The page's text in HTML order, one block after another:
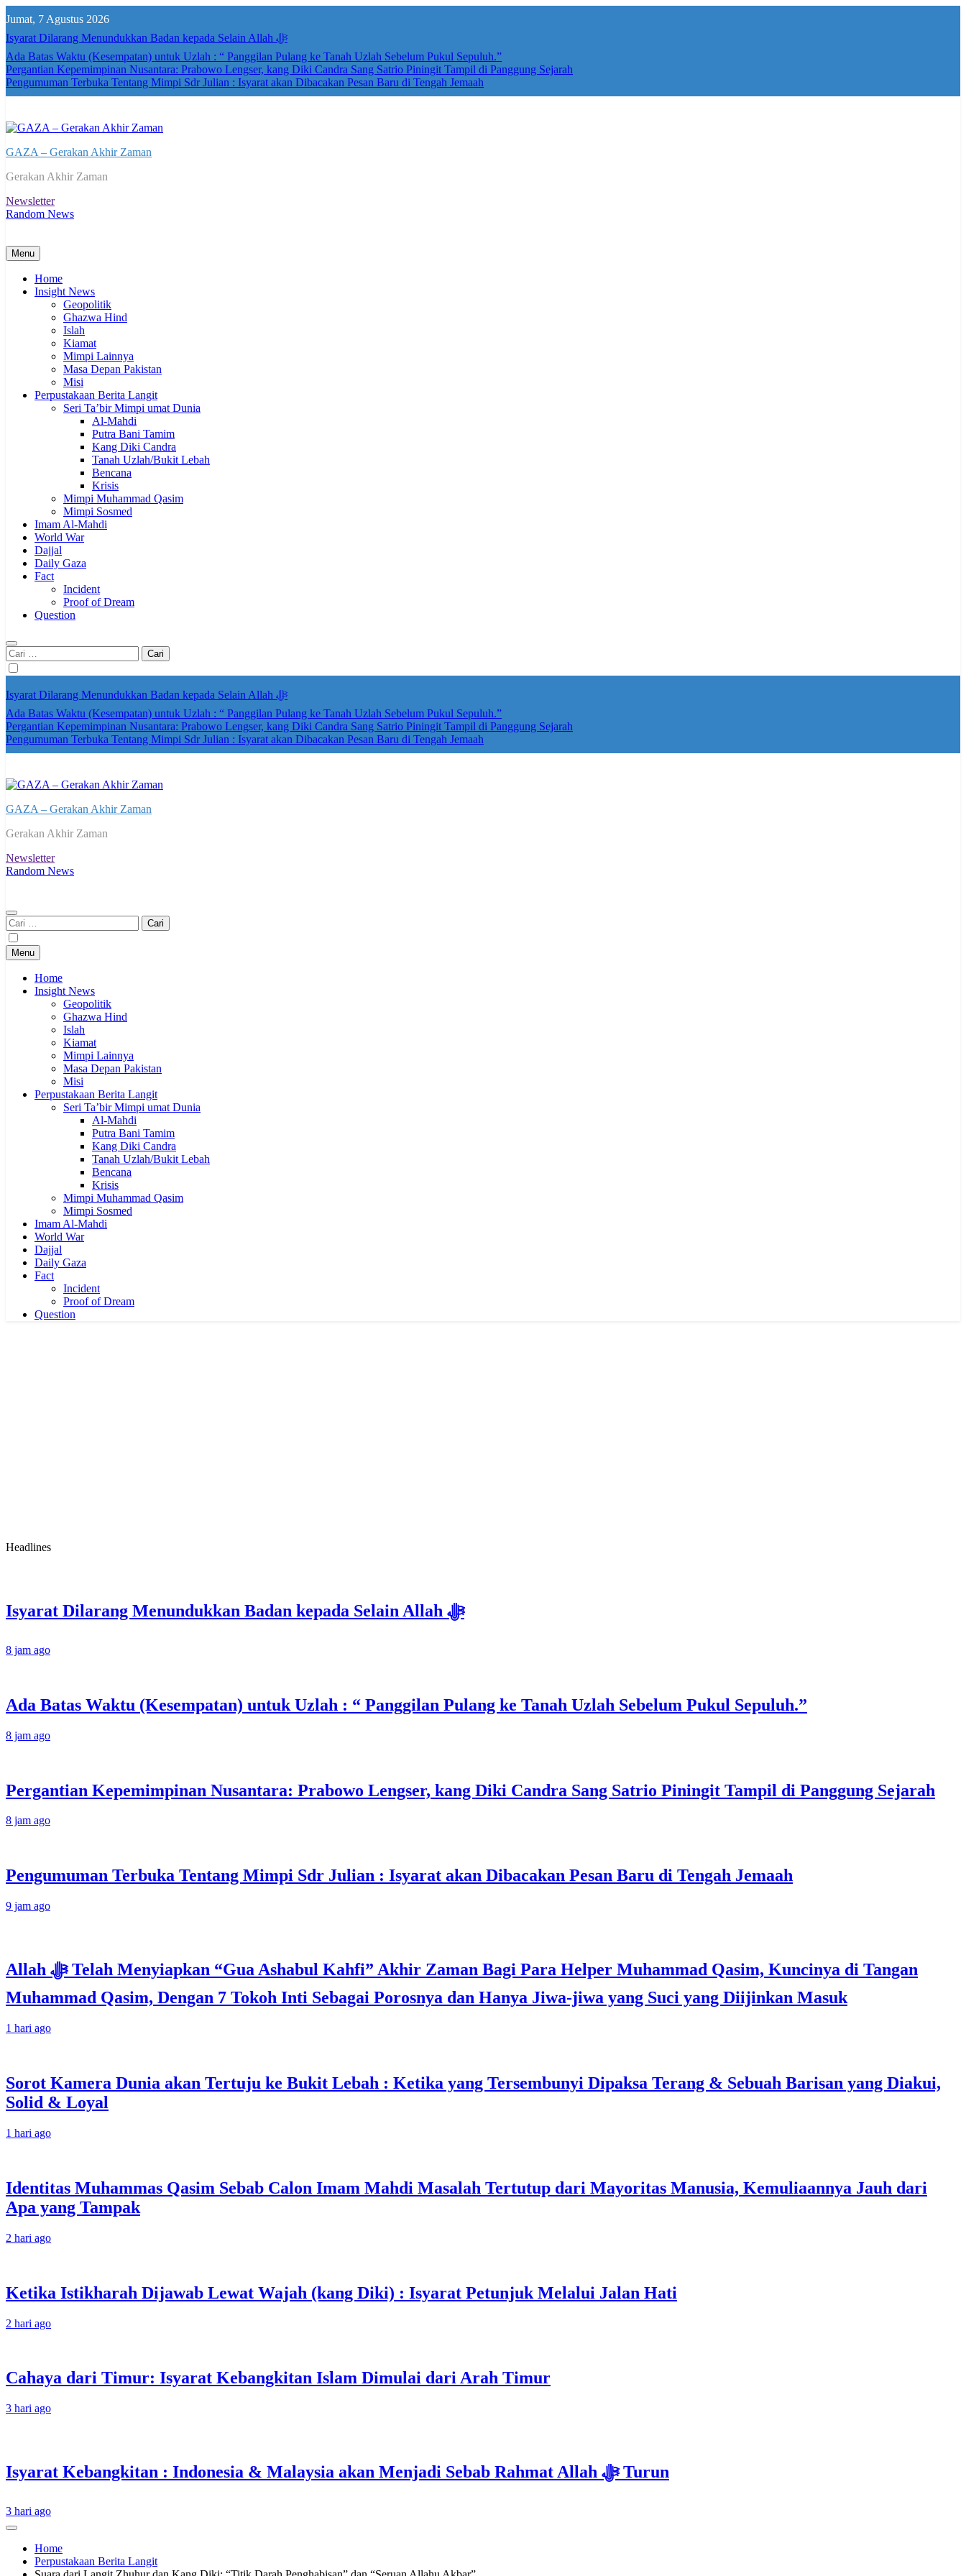
to
content
Jumat, 7 Agustus 2026
Isyarat Dilarang Menundukkan Badan kepada Selain Allah ﷻ
Ada Batas Waktu (Kesempatan) untuk Uzlah : “ Panggilan Pulang ke Tanah Uzlah Sebelum Pukul Sepuluh.”
Pergantian Kepemimpinan Nusantara: Prabowo Lengser, kang Diki Candra Sang Satrio Piningit Tampil di Panggung Sejarah
Pengumuman Terbuka Tentang Mimpi Sdr Julian : Isyarat akan Dibacakan Pesan Baru di Tengah Jemaah
GAZA – Gerakan Akhir Zaman
Gerakan Akhir Zaman
Newsletter
Random News
Menu
Home
Insight News
Geopolitik
Ghazwa Hind
Islah
Kiamat
Mimpi Lainnya
Masa Depan Pakistan
Misi
Perpustakaan Berita Langit
Seri Ta’bir Mimpi umat Dunia
Al-Mahdi
Putra Bani Tamim
Kang Diki Candra
Tanah Uzlah/Bukit Lebah
Bencana
Krisis
Mimpi Muhammad Qasim
Mimpi Sosmed
Imam Al-Mahdi
World War
Dajjal
Daily Gaza
Fact
Incident
Proof of Dream
Question
Cari
untuk:
Isyarat Dilarang Menundukkan Badan kepada Selain Allah ﷻ
Ada Batas Waktu (Kesempatan) untuk Uzlah : “ Panggilan Pulang ke Tanah Uzlah Sebelum Pukul Sepuluh.”
Pergantian Kepemimpinan Nusantara: Prabowo Lengser, kang Diki Candra Sang Satrio Piningit Tampil di Panggung Sejarah
Pengumuman Terbuka Tentang Mimpi Sdr Julian : Isyarat akan Dibacakan Pesan Baru di Tengah Jemaah
GAZA – Gerakan Akhir Zaman
Gerakan Akhir Zaman
Newsletter
Random News
Cari
untuk:
Menu
Home
Insight News
Geopolitik
Ghazwa Hind
Islah
Kiamat
Mimpi Lainnya
Masa Depan Pakistan
Misi
Perpustakaan Berita Langit
Seri Ta’bir Mimpi umat Dunia
Al-Mahdi
Putra Bani Tamim
Kang Diki Candra
Tanah Uzlah/Bukit Lebah
Bencana
Krisis
Mimpi Muhammad Qasim
Mimpi Sosmed
Imam Al-Mahdi
World War
Dajjal
Daily Gaza
Fact
Incident
Proof of Dream
Question
Headlines
Isyarat Dilarang Menundukkan Badan kepada Selain Allah ﷻ
8 jam ago
Ada Batas Waktu (Kesempatan) untuk Uzlah : “ Panggilan Pulang ke Tanah Uzlah Sebelum Pukul Sepuluh.”
8 jam ago
Pergantian Kepemimpinan Nusantara: Prabowo Lengser, kang Diki Candra Sang Satrio Piningit Tampil di Panggung Sejarah
8 jam ago
Pengumuman Terbuka Tentang Mimpi Sdr Julian : Isyarat akan Dibacakan Pesan Baru di Tengah Jemaah
9 jam ago
Allah ﷻ Telah Menyiapkan “Gua Ashabul Kahfi” Akhir Zaman Bagi Para Helper Muhammad Qasim, Kuncinya di Tangan
Muhammad Qasim, Dengan 7 Tokoh Inti Sebagai Porosnya dan Hanya Jiwa-jiwa yang Suci yang Diijinkan Masuk
1 hari ago
Sorot Kamera Dunia akan Tertuju ke Bukit Lebah : Ketika yang Tersembunyi Dipaksa Terang & Sebuah Barisan yang Diakui,
Solid & Loyal
1 hari ago
Identitas Muhammas Qasim Sebab Calon Imam Mahdi Masalah Tertutup dari Mayoritas Manusia, Kemuliaannya Jauh dari
Apa yang Tampak
2 hari ago
Ketika Istikharah Dijawab Lewat Wajah (kang Diki) : Isyarat Petunjuk Melalui Jalan Hati
2 hari ago
Cahaya dari Timur: Isyarat Kebangkitan Islam Dimulai dari Arah Timur
3 hari ago
Isyarat Kebangkitan : Indonesia & Malaysia akan Menjadi Sebab Rahmat Allah ﷻ Turun
3 hari ago
Home
Perpustakaan Berita Langit